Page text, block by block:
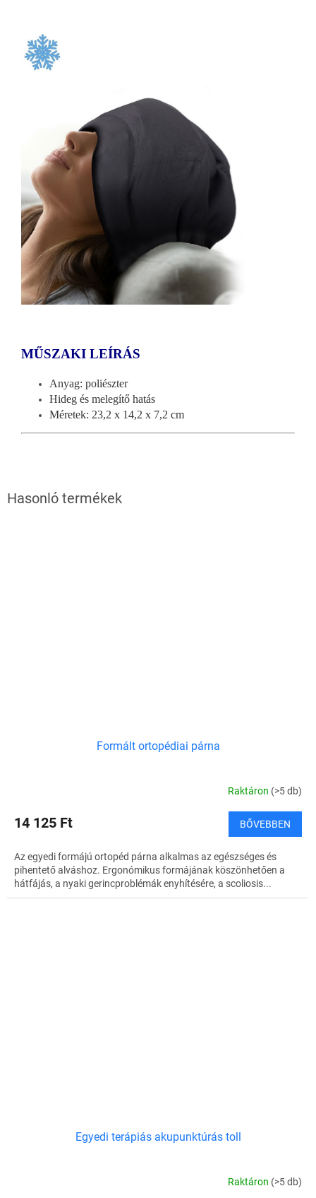
MŰSZAKI LEÍRÁS
Anyag: poliészter
Hideg és melegítő hatás
Méretek: 23,2 x 14,2 x 7,2 cm
Formált ortopédiai párna
Raktáron (>5 db)
14 125 Ft BŐVEBBEN
Az egyedi formájú ortopéd párna alkalmas az egészséges és
pihentető alváshoz. Ergonómikus formájának köszönhetően a
hátfájás, a nyaki gerincproblémák enyhítésére, a scoliosis...
Egyedi terápiás akupunktúrás toll
Raktáron (>5 db)